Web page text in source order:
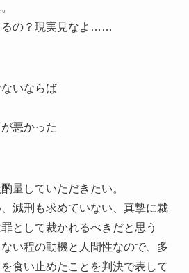
るの？現実見なよ……
いならば
悪かった
量していただきたい。
減刑も求めていない、真摯に裁
として裁かれるべきだと思う
い程の動機と人間性なので、多
食い止めたことを判決で表して